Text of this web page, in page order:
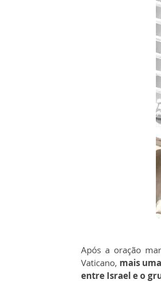
Após a oração
Vaticano, mais
entre Israel e o